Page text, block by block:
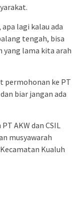
lagi kalau ada
tengah, bisa
yang lama kita arah
permohonan ke PT
biar jangan ada
AKW dan CSIL
musyawarah
Kualuh